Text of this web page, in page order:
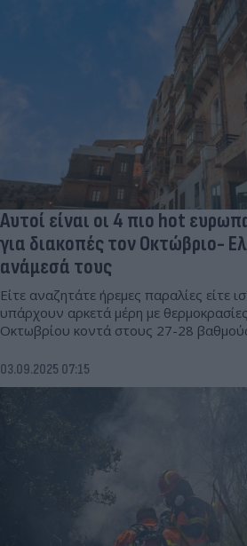
Αυτοί είναι οι 4 πιο hot
για διακοπές τον Οκτώβριο-
ανάμεσά τους
Είτε αναζητάτε ήρεμες παραλίες είτε
υπάρχουν αρκετά μέρη με
Οκτωβρίου κοντά στους 27-28
03.09.2025 07:15